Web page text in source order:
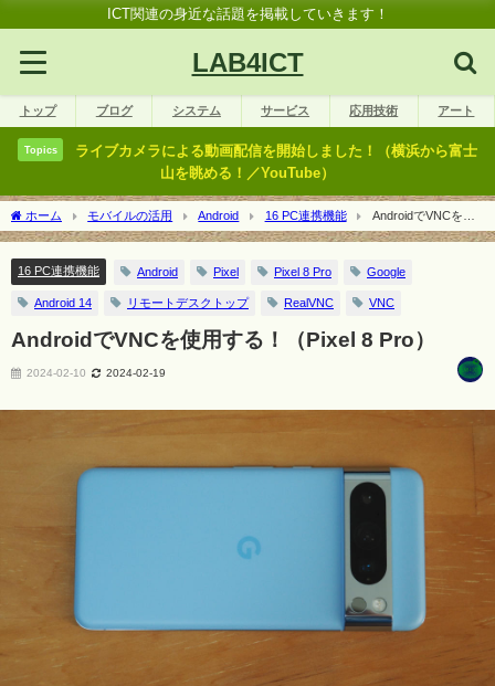
ICT関連の身近な話題を掲載していきます！
LAB4ICT
トップ ブログ システム サービス 応用技術 アート
Topics
ライブカメラによる動画配信を開始しました！（横浜から富士
山を眺める！／YouTube）
ホーム モバイルの活用 Android 16 PC連携機能
AndroidでVNCを使
用する！（Pixel 8 Pro）
16 PC連携機能 Android Pixel Pixel 8 Pro Google
Android 14 リモートデスクトップ RealVNC VNC
AndroidでVNCを使用する！（Pixel 8 Pro）
2024-02-10 2024-02-19